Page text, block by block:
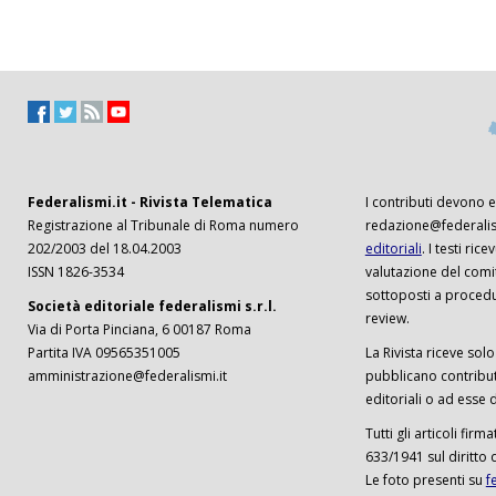
Federalismi.it - Rivista Telematica
Registrazione al Tribunale di Roma numero
202/2003 del 18.04.2003
ISSN 1826-3534
Società editoriale federalismi s.r.l.
Via di Porta Pinciana, 6 00187 Roma
Partita IVA 09565351005
amministrazione@federalismi.it
I contributi devono
editoriali. I testi
valutazione del
sottoposti a
review.
La Rivista riceve
pubblicano
editoriali o ad esse
Tutti gli articoli
633/1941 sul diritto
Le foto presenti su